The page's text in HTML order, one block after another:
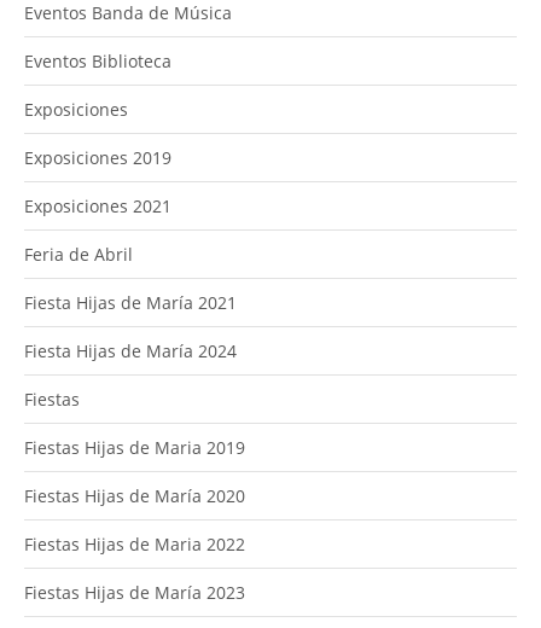
Eventos Banda de Música
Eventos Biblioteca
Exposiciones
Exposiciones 2019
Exposiciones 2021
Feria de Abril
Fiesta Hijas de María 2021
Fiesta Hijas de María 2024
Fiestas
Fiestas Hijas de Maria 2019
Fiestas Hijas de María 2020
Fiestas Hijas de Maria 2022
Fiestas Hijas de María 2023